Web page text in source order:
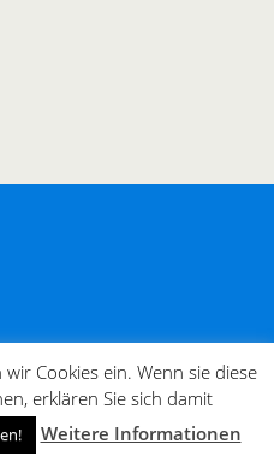
Cookies ein. Wenn sie diese
erklären Sie sich damit
Weitere Informationen